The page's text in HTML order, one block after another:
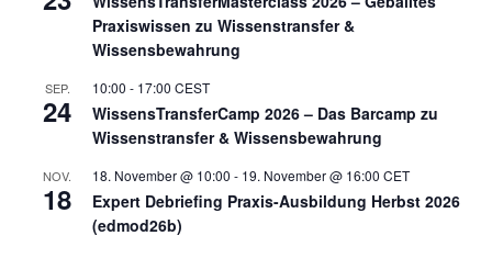
Praxiswissen zu Wissenstransfer &
Wissensbewahrung
SEP.
24
10:00 - 17:00 CEST
WissensTransferCamp 2026 – Das Barcamp zu
Wissenstransfer & Wissensbewahrung
NOV.
18
18. November @ 10:00 - 19. November @ 16:00 CET
Expert Debriefing Praxis-Ausbildung Herbst 2026
(edmod26b)